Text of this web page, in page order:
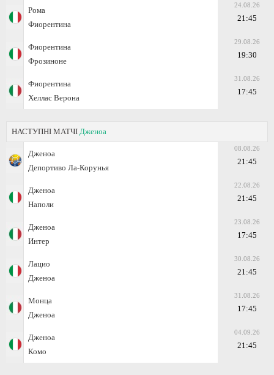
Рома
Фиорентина
24.08.26
21:45
Фиорентина
Фрозиноне
29.08.26
19:30
Фиорентина
Хеллас Верона
31.08.26
17:45
НАСТУПНІ МАТЧІ Дженоа
Дженоа
Депортиво Ла-Корунья
08.08.26
21:45
Дженоа
Наполи
22.08.26
21:45
Дженоа
Интер
23.08.26
17:45
Лацио
Дженоа
30.08.26
21:45
Монца
Дженоа
31.08.26
17:45
Дженоа
Комо
04.09.26
21:45